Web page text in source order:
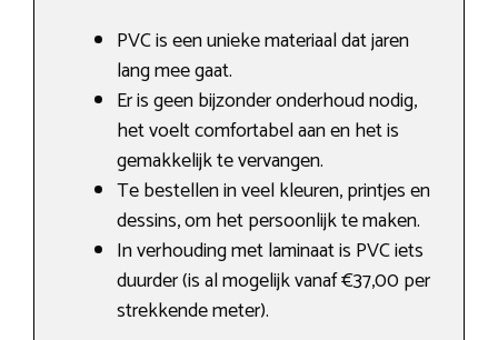
PVC is een unieke materiaal dat jaren
lang mee gaat.
Er is geen bijzonder onderhoud nodig,
het voelt comfortabel aan en het is
gemakkelijk te vervangen.
Te bestellen in veel kleuren, printjes en
dessins, om het persoonlijk te maken.
In verhouding met laminaat is PVC iets
duurder (is al mogelijk vanaf €37,00 per
strekkende meter).